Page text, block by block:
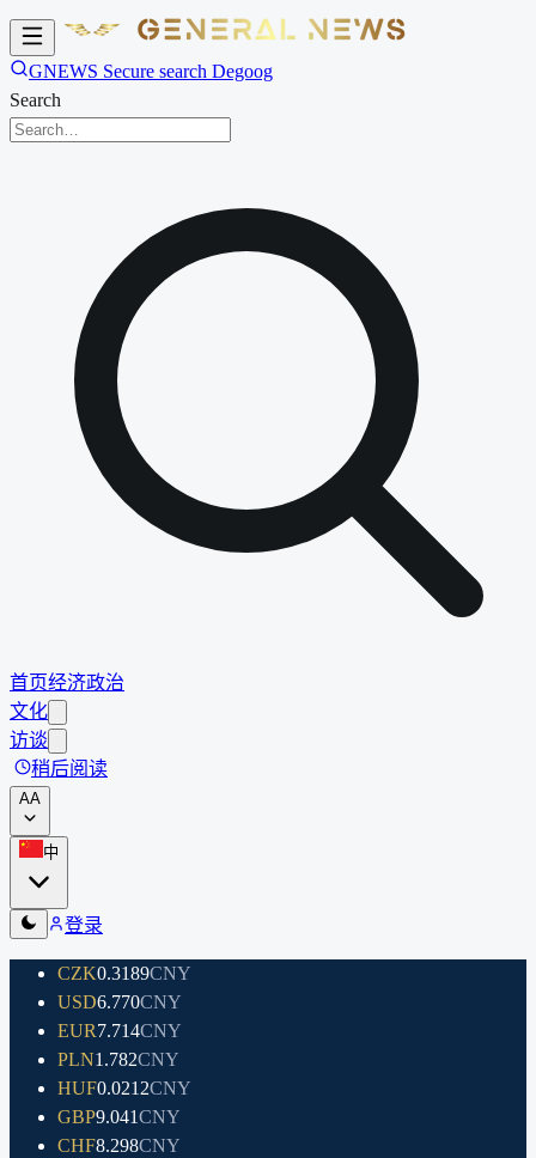
GNEWS Secure search Degoog
Search
首页经济政治
文化
访谈
稍后阅读
AA
中
登录
CZK0.3189CNY
USD6.770CNY
EUR7.714CNY
PLN1.782CNY
HUF0.0212CNY
GBP9.041CNY
CHF8.298CNY